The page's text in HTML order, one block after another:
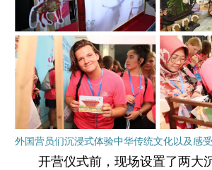
外国营员们沉浸式体验中华传统文化以及感
开营仪式前，现场设置了两大